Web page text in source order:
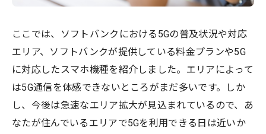
ここでは、ソフトバンクにおける5Gの普及状況や対応
エリア、ソフトバンクが提供している料金プランや5G
に対応したスマホ機種を紹介しました。エリアによって
は5G通信を体感できないところがまだ多いです。しか
し、今後は急速なエリア拡大が見込まれているので、あ
なたが住んでいるエリアで5Gを利用できる日は近いか